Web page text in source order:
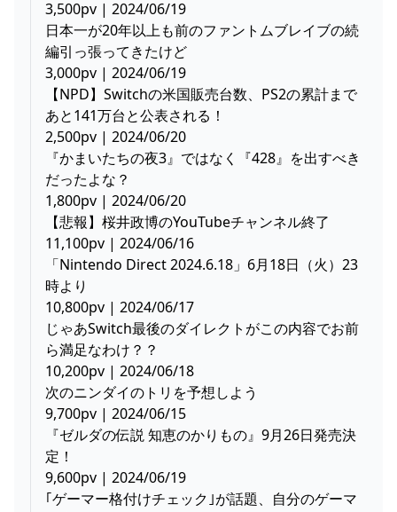
3,500pv | 2024/06/19
日本一が20年以上も前のファントムブレイブの続
編引っ張ってきたけど
3,000pv | 2024/06/19
【NPD】Switchの米国販売台数、PS2の累計まで
あと141万台と公表される！
2,500pv | 2024/06/20
『かまいたちの夜3』ではなく『428』を出すべき
だったよな？
1,800pv | 2024/06/20
【悲報】桜井政博のYouTubeチャンネル終了
11,100pv | 2024/06/16
「Nintendo Direct 2024.6.18」6月18日（火）23
時より
10,800pv | 2024/06/17
じゃあSwitch最後のダイレクトがこの内容でお前
ら満足なわけ？？
10,200pv | 2024/06/18
次のニンダイのトリを予想しよう
9,700pv | 2024/06/15
『ゼルダの伝説 知恵のかりもの』9月26日発売決
定！
9,600pv | 2024/06/19
｢ゲーマー格付けチェック｣が話題、自分のゲーマ